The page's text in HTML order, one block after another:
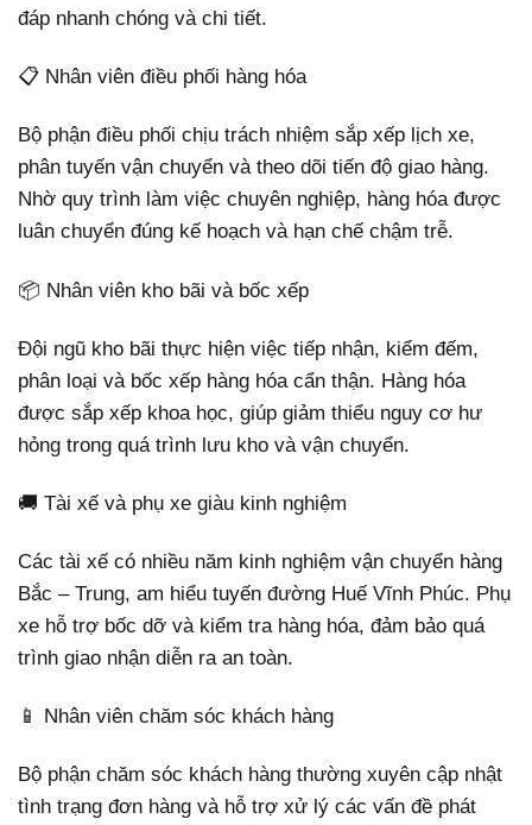
đáp nhanh chóng và chi tiết.
📋 Nhân viên điều phối hàng hóa
Bộ phận điều phối chịu trách nhiệm sắp xếp lịch xe,
phân tuyến vận chuyển và theo dõi tiến độ giao hàng.
Nhờ quy trình làm việc chuyên nghiệp, hàng hóa được
luân chuyển đúng kế hoạch và hạn chế chậm trễ.
📦 Nhân viên kho bãi và bốc xếp
Đội ngũ kho bãi thực hiện việc tiếp nhận, kiểm đếm,
phân loại và bốc xếp hàng hóa cẩn thận. Hàng hóa
được sắp xếp khoa học, giúp giảm thiểu nguy cơ hư
hỏng trong quá trình lưu kho và vận chuyển.
🚚 Tài xế và phụ xe giàu kinh nghiệm
Các tài xế có nhiều năm kinh nghiệm vận chuyển hàng
Bắc – Trung, am hiểu tuyến đường Huế Vĩnh Phúc. Phụ
xe hỗ trợ bốc dỡ và kiểm tra hàng hóa, đảm bảo quá
trình giao nhận diễn ra an toàn.
📱 Nhân viên chăm sóc khách hàng
Bộ phận chăm sóc khách hàng thường xuyên cập nhật
tình trạng đơn hàng và hỗ trợ xử lý các vấn đề phát